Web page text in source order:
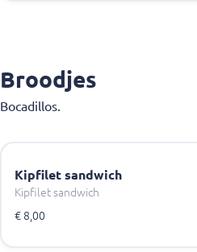
Broodjes
Bocadillos.
Kipfilet sandwich
Kipfilet sandwich
€ 8,00